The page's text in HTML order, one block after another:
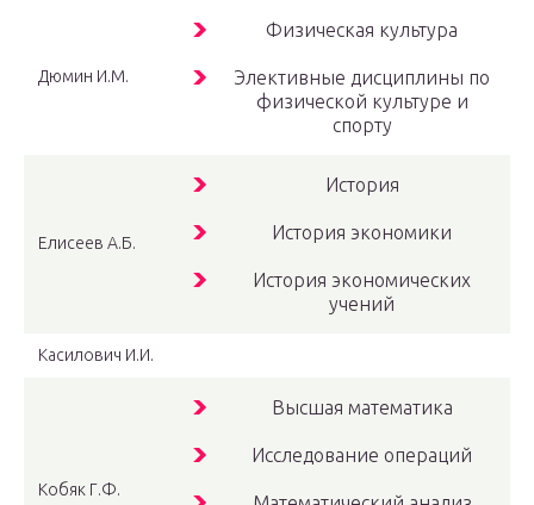
Дюмин И.М.
Физическая культура
Элективные дисциплины по
физической культуре и
спорту
Елисеев А.Б.
История
История экономики
История экономических
учений
Касилович И.И.
Кобяк Г.Ф.
Высшая математика
Исследование операций